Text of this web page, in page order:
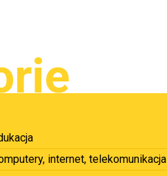
internet, telekomunikacja